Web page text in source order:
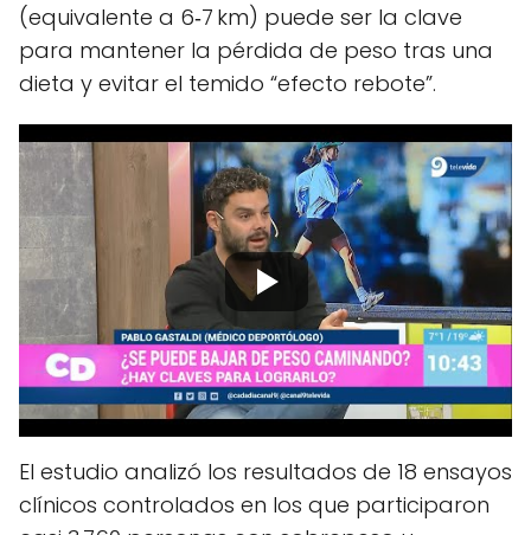
(equivalente a 6‑7 km) puede ser la clave
para mantener la pérdida de peso tras una
dieta y evitar el temido “efecto rebote”.
El estudio analizó los resultados de 18 ensayos
clínicos controlados en los que participaron